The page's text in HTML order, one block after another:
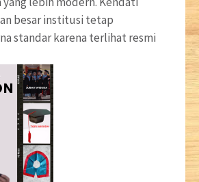
besar institusi tetap
standar karena terlihat resmi